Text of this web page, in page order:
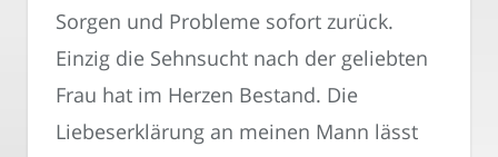
Sorgen und Probleme sofort zurück.
Einzig die Sehnsucht nach der geliebten
Frau hat im Herzen Bestand. Die
Liebeserklärung an meinen Mann lässt